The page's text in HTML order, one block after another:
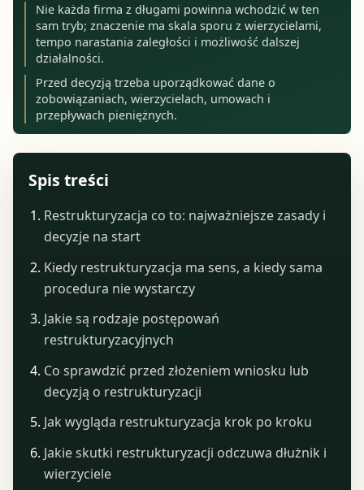
Nie każda firma z długami powinna wchodzić w ten
sam tryb; znaczenie ma skala sporu z wierzycielami,
tempo narastania zaległości i możliwość dalszej
działalności.
Przed decyzją trzeba uporządkować dane o
zobowiązaniach, wierzycielach, umowach i
przepływach pieniężnych.
Spis treści
Restrukturyzacja co to: najważniejsze zasady i
decyzje na start
Kiedy restrukturyzacja ma sens, a kiedy sama
procedura nie wystarczy
Jakie są rodzaje postępowań
restrukturyzacyjnych
Co sprawdzić przed złożeniem wniosku lub
decyzją o restrukturyzacji
Jak wygląda restrukturyzacja krok po kroku
Jakie skutki restrukturyzacji odczuwa dłużnik i
wierzyciele